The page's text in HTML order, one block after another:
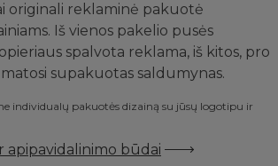
originali reklaminė pakuotė
Iš vienos pakelio pusės
spalvota reklama, iš kitos, pro
supakuotas saldumynas.
individualų pakuotės dizainą su jūsų logotipu ir
apipavidalinimo būdai